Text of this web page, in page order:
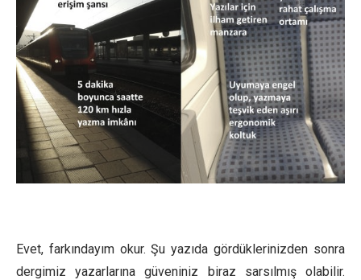
Evet, farkındayım okur. Şu yazıda gördüklerinizden sonra
dergimiz yazarlarına güveniniz biraz sarsılmış olabilir.